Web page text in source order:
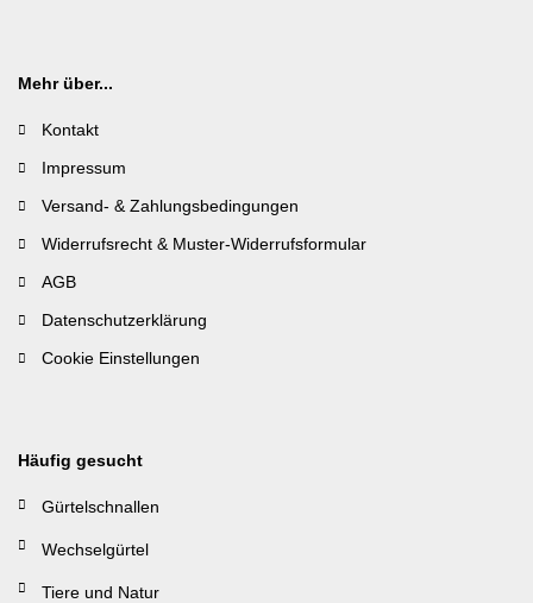
Mehr über...
Kontakt
Impressum
Versand- & Zahlungsbedingungen
Widerrufsrecht & Muster-Widerrufsformular
AGB
Datenschutzerklärung
Cookie Einstellungen
Häufig gesucht
Gürtelschnallen
Wechselgürtel
Tiere und Natur